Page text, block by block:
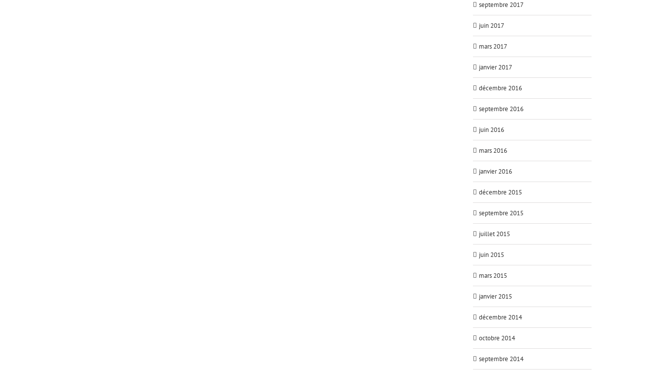
septembre 2017
juin 2017
mars 2017
janvier 2017
décembre 2016
septembre 2016
juin 2016
mars 2016
janvier 2016
décembre 2015
septembre 2015
juillet 2015
juin 2015
mars 2015
janvier 2015
décembre 2014
octobre 2014
septembre 2014